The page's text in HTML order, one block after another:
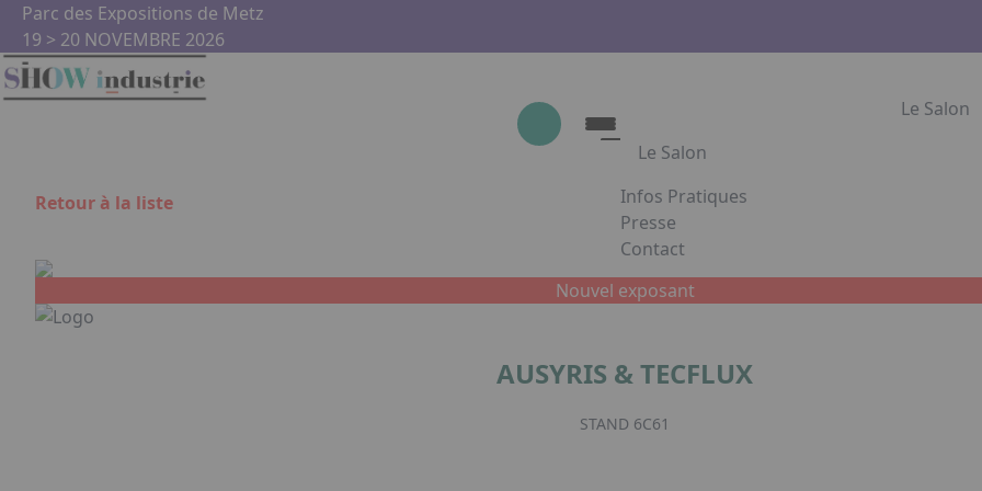
Aller au contenu principal
Parc des Expositions de Metz
19 > 20 NOVEMBRE 2026
Le Salon
Le Salon
Le Salon
Show Industrie
Partenaires
Show Industrie en images
Infos Pratiques
Presse
Contact
Appuyez sur Entrée pour ouvrir le lien.
Retour à la liste
Nouvel exposant
AUSYRIS & TECFLUX
STAND 6C61
Panneau de gestion des cookies